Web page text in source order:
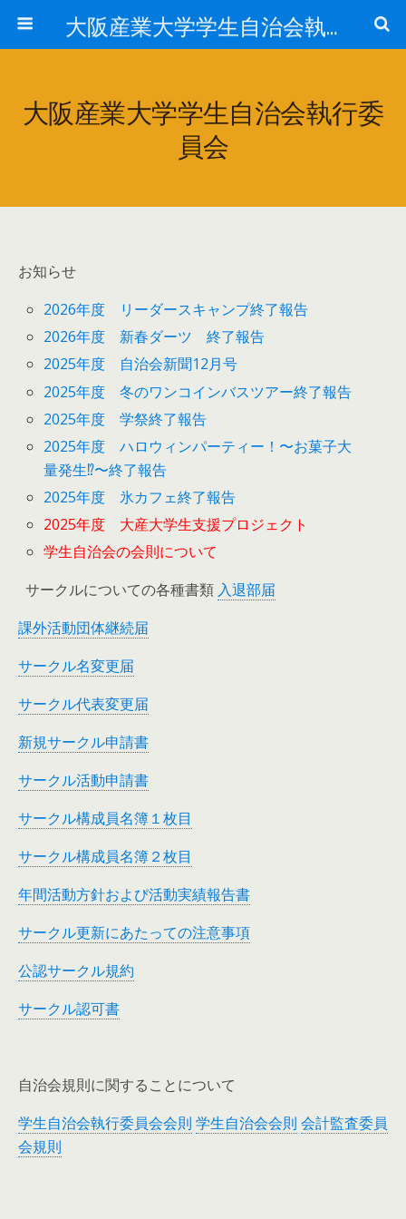
大阪産業大学学生自治会執行委員会
大阪産業大学学生自治会執行委
員会
お知らせ
2026年度 リーダースキャンプ終了報告
2026年度 新春ダーツ 終了報告
2025年度 自治会新聞12月号
2025年度 冬のワンコインバスツアー終了報告
2025年度 学祭終了報告
2025年度 ハロウィンパーティー！〜お菓子大
量発生⁉︎〜終了報告
2025年度 氷カフェ終了報告
2025年度 大産大学生支援プロジェクト
学生自治会の会則について
サークルについての各種書類 入退部届
課外活動団体継続届
サークル名変更届
サークル代表変更届
新規サークル申請書
サークル活動申請書
サークル構成員名簿１枚目
サークル構成員名簿２枚目
年間活動方針および活動実績報告書
サークル更新にあたっての注意事項
公認サークル規約
サークル認可書
自治会規則に関することについて
学生自治会執行委員会会則 学生自治会会則 会計監査委員
会規則